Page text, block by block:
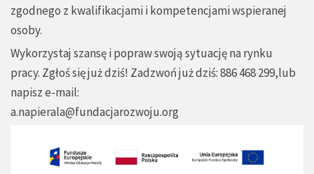
zgodnego z kwalifikacjami i kompetencjami wspieranej
osoby.
Wykorzystaj szansę i popraw swoją sytuację na rynku
pracy. Zgłoś się już dziś! Zadzwoń już dziś: 886 468 299,lub
napisz e-mail:
a.napierala@fundacjarozwoju.org